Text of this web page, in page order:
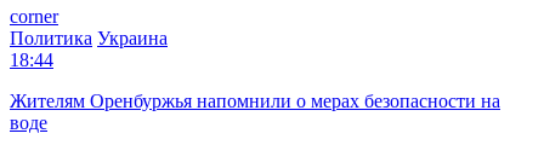
corner
Политика Украина
18:44
Жителям Оренбуржья напомнили о мерах безопасности на
воде